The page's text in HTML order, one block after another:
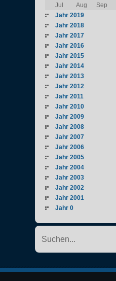
Jul
Aug Sep
Jahr 2019
Jahr 2018
Jahr 2017
Jahr 2016
Jahr 2015
Jahr 2014
Jahr 2013
Jahr 2012
Jahr 2011
Jahr 2010
Jahr 2009
Jahr 2008
Jahr 2007
Jahr 2006
Jahr 2005
Jahr 2004
Jahr 2003
Jahr 2002
Jahr 2001
Jahr 0